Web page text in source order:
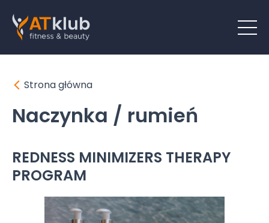
Strona główna
Naczynka / rumień
REDNESS MINIMIZERS THERAPY
PROGRAM